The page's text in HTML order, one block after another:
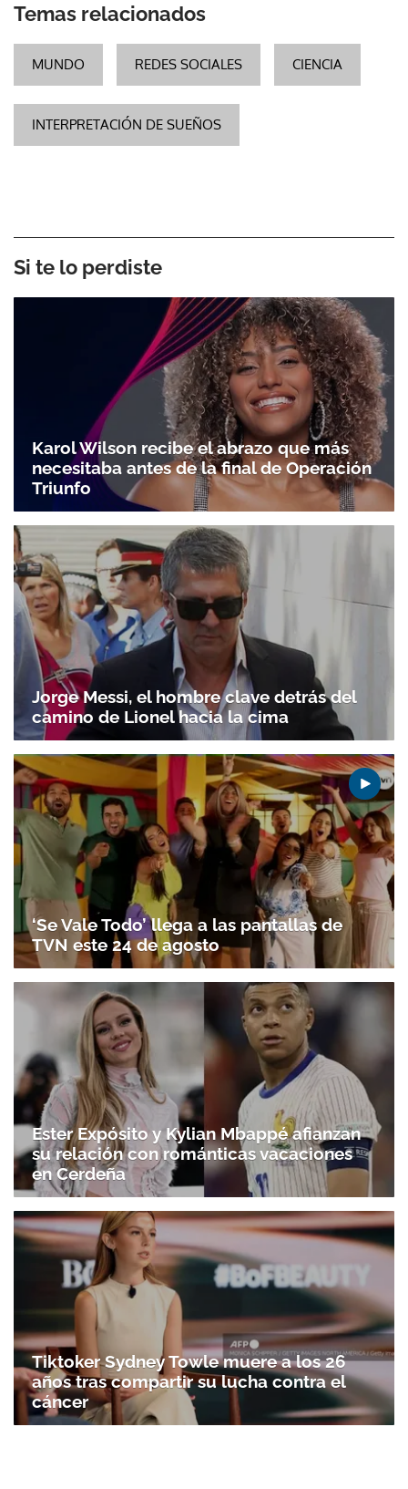
Temas relacionados
MUNDO REDES SOCIALES CIENCIA
INTERPRETACIÓN DE SUEÑOS
Si te lo perdiste
Karol Wilson recibe el abrazo que más
necesitaba antes de la final de Operación
Triunfo
Jorge Messi, el hombre clave detrás del
camino de Lionel hacia la cima
‘Se Vale Todo’ llega a las pantallas de
TVN este 24 de agosto
Ester Expósito y Kylian Mbappé afianzan
su relación con románticas vacaciones
en Cerdeña
Tiktoker Sydney Towle muere a los 26
años tras compartir su lucha contra el
cáncer